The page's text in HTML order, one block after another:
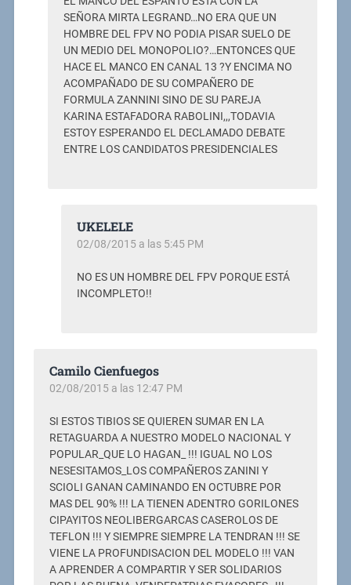
SEÑORA MIRTA LEGRAND…NO ERA QUE UN
HOMBRE DEL FPV NO PODIA PISAR SUELO DE
UN MEDIO DEL MONOPOLIO?…ENTONCES QUE
HACE EL MANCO EN CANAL 13 ?Y ENCIMA NO
ACOMPAÑADO DE SU COMPAÑERO DE
FORMULA ZANNINI SINO DE SU PAREJA
KARINA ESTAFADORA RABOLINI,,,TODAVIA
ESTOY ESPERANDO EL DECLAMADO DEBATE
ENTRE LOS CANDIDATOS PRESIDENCIALES
UKELELE
02/08/2015 a las 5:45 PM
NO ES UN HOMBRE DEL FPV PORQUE ESTÁ
INCOMPLETO!!
Camilo Cienfuegos
02/08/2015 a las 12:47 PM
SI ESTOS TIBIOS SE QUIEREN SUMAR EN LA
RETAGUARDA A NUESTRO MODELO NACIONAL Y
POPULAR_QUE LO HAGAN_ !!! IGUAL NO LOS
NESESITAMOS_LOS COMPAÑEROS ZANINI Y
SCIOLI GANAN CAMINANDO EN OCTUBRE POR
MAS DEL 90% !!! LA TIENEN ADENTRO GORILONES
CIPAYITOS NEOLIBERGARCAS CASEROLOS DE
TEFLON !!! Y SIEMPRE SIEMPRE LA TENDRAN !!! SE
VIENE LA PROFUNDISACION DEL MODELO !!! VAN
A APRENDER A COMPARTIR Y SER SOLIDARIOS